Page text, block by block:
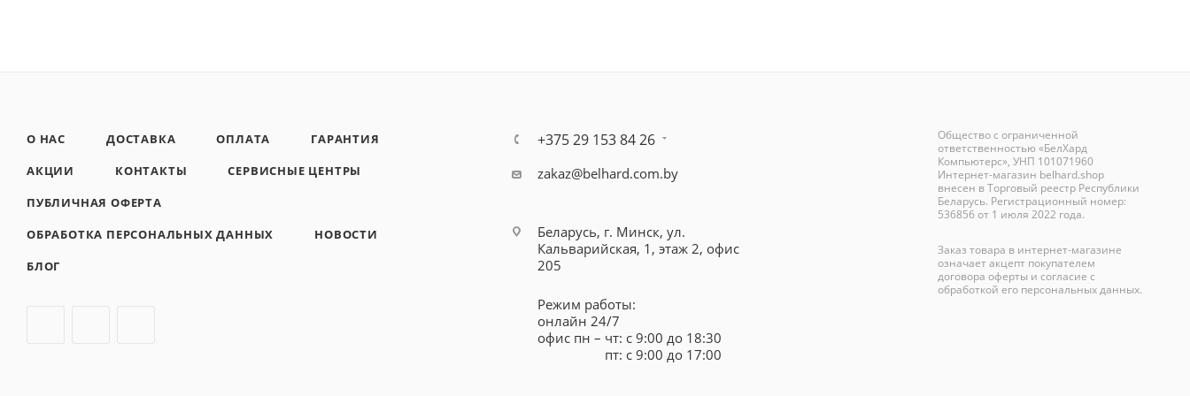
О НАС ДОСТАВКА ОПЛАТА
ГАРАНТИЯ
АКЦИИ
КОНТАКТЫ
СЕРВИСНЫЕ ЦЕНТРЫ
ПУБЛИЧНАЯ ОФЕРТА
ОБРАБОТКА ПЕРСОНАЛЬНЫХ ДАННЫХ
НОВОСТИ
БЛОГ
+375 29 153 84 26
zakaz@belhard.com.by
Беларусь, г. Минск, ул.
Кальварийская, 1, этаж 2, офис
205
Режим работы:
онлайн 24/7
офис пн – чт: с 9:00 до 18:30
пт: с 9:00 до 17:00
Общество с ограниченной
ответственностью «БелХард
Компьютерс», УНП 101071960
Интернет-магазин belhard.shop
внесен в Торговый реестр Республики
Беларусь. Регистрационный номер:
536856 от 1 июля 2022 года.
Заказ товара в интернет-магазине
означает акцепт покупателем
договора оферты и согласие с
обработкой его персональных данных.